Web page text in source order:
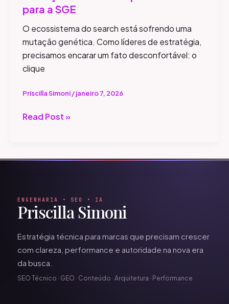
para a SGE
O ecossistema do search está sofrendo uma
mutação genética. Como líderes de estratégia,
precisamos encarar um fato desconfortável: o
clique
Priscilla Simoni/janeiro 7, 2026
Read Post »
ENGENHARIA • SEO • IA
Priscilla Simoni
Estratégia técnica para marcas que precisam crescer
com clareza, performance e autoridade na nova era
da busca.
SEO Técnico · GEO · Conteúdo · Arquitetura · Performance